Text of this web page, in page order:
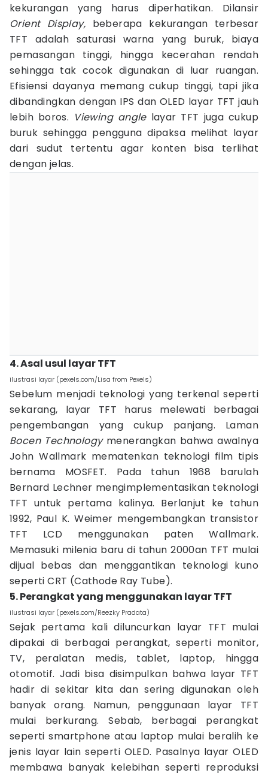
kekurangan yang harus diperhatikan. Dilansir
Orient Display, beberapa kekurangan terbesar
TFT adalah saturasi warna yang buruk, biaya
pemasangan tinggi, hingga kecerahan rendah
sehingga tak cocok digunakan di luar ruangan.
Efisiensi dayanya memang cukup tinggi, tapi jika
dibandingkan dengan IPS dan OLED layar TFT jauh
lebih boros. Viewing angle layar TFT juga cukup
buruk sehingga pengguna dipaksa melihat layar
dari sudut tertentu agar konten bisa terlihat
dengan jelas.
4. Asal usul layar TFT
ilustrasi layar (pexels.com/Lisa from Pexels)
Sebelum menjadi teknologi yang terkenal seperti
sekarang, layar TFT harus melewati berbagai
pengembangan yang cukup panjang. Laman
Bocen Technology menerangkan bahwa awalnya
John Wallmark mematenkan teknologi film tipis
bernama MOSFET. Pada tahun 1968 barulah
Bernard Lechner mengimplementasikan teknologi
TFT untuk pertama kalinya. Berlanjut ke tahun
1992, Paul K. Weimer mengembangkan transistor
TFT LCD menggunakan paten Wallmark.
Memasuki milenia baru di tahun 2000an TFT mulai
dijual bebas dan menggantikan teknologi kuno
seperti CRT (Cathode Ray Tube).
5. Perangkat yang menggunakan layar TFT
ilustrasi layar (pexels.com/Reezky Pradata)
Sejak pertama kali diluncurkan layar TFT mulai
dipakai di berbagai perangkat, seperti monitor,
TV, peralatan medis, tablet, laptop, hingga
otomotif. Jadi bisa disimpulkan bahwa layar TFT
hadir di sekitar kita dan sering digunakan oleh
banyak orang. Namun, penggunaan layar TFT
mulai berkurang. Sebab, berbagai perangkat
seperti smartphone atau laptop mulai beralih ke
jenis layar lain seperti OLED. Pasalnya layar OLED
membawa banyak kelebihan seperti reproduksi